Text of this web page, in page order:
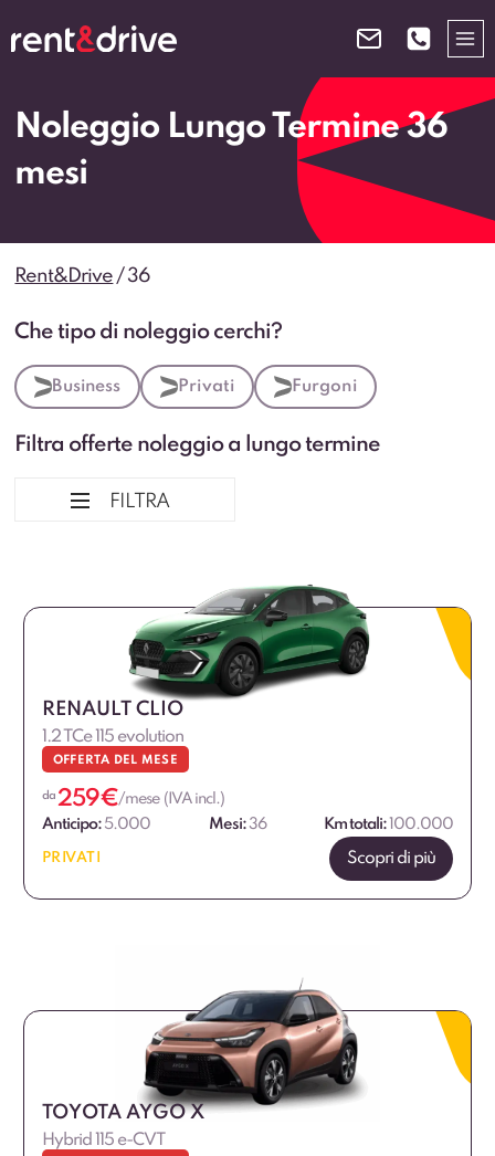
al
Noleggio Lungo Termine 36
mesi
Rent&Drive /36
Che tipo di noleggio cerchi?
Business Privati Furgoni
Filtra offerte noleggio a lungo termine
FILTRA
Tipologia veicolo
Marca Professional
Alimentazione
Dimensione
€ €
RENAULT CLIO
1.2 TCe 115 evolution
OFFERTA DEL MESE
da 259€/mese (IVA incl.)
Anticipo: 5.000 Mesi:36 Km totali: 100.000
PRIVATI Scopri di più
TOYOTA AYGO X
Hybrid 115 e-CVT